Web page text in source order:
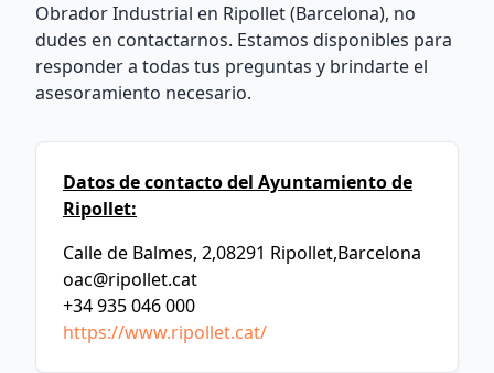
Obrador Industrial en Ripollet (Barcelona), no
dudes en contactarnos. Estamos disponibles para
responder a todas tus preguntas y brindarte el
asesoramiento necesario.
Datos de contacto del Ayuntamiento de
Ripollet:
Calle de Balmes, 2,08291 Ripollet,Barcelona
oac@ripollet.cat
+34 935 046 000
https://www.ripollet.cat/